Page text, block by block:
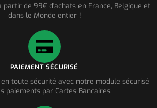
partir de 99€ d'achats en France, Belgique et
dans le Monde entier !
PAIEMENT SÉCURISÉ
toute sécurité avec notre module sécurisé
paiements par Cartes Bancaires.